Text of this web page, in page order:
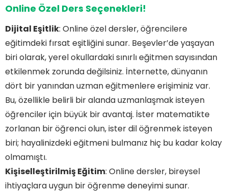
Online Özel Ders Seçenekleri!
Dijital Eşitlik: Online özel dersler, öğrencilere
eğitimdeki fırsat eşitliğini sunar. Beşevler’de yaşayan
biri olarak, yerel okullardaki sınırlı eğitmen sayısından
etkilenmek zorunda değilsiniz. İnternette, dünyanın
dört bir yanından uzman eğitmenlere erişiminiz var.
Bu, özellikle belirli bir alanda uzmanlaşmak isteyen
öğrenciler için büyük bir avantaj. İster matematikte
zorlanan bir öğrenci olun, ister dil öğrenmek isteyen
biri; hayalinizdeki eğitmeni bulmanız hiç bu kadar kolay
olmamıştı.
Kişiselleştirilmiş Eğitim: Online dersler, bireysel
ihtiyaçlara uygun bir öğrenme deneyimi sunar.